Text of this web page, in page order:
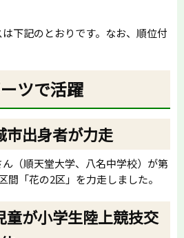
下記のとおりです。なお、順位付
ツで活躍
市出身者が力走
（順天堂大学、八名中学校）が第
間「花の2区」を力走しました。
童が小学生陸上競技交